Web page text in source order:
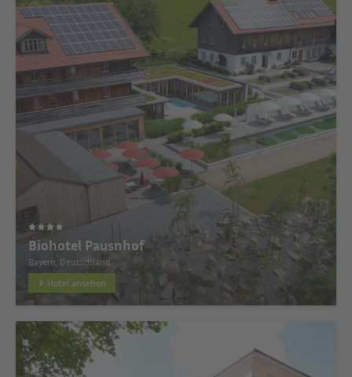
Biohotel Pausnhof
Bayern, Deutschland
Hotel ansehen